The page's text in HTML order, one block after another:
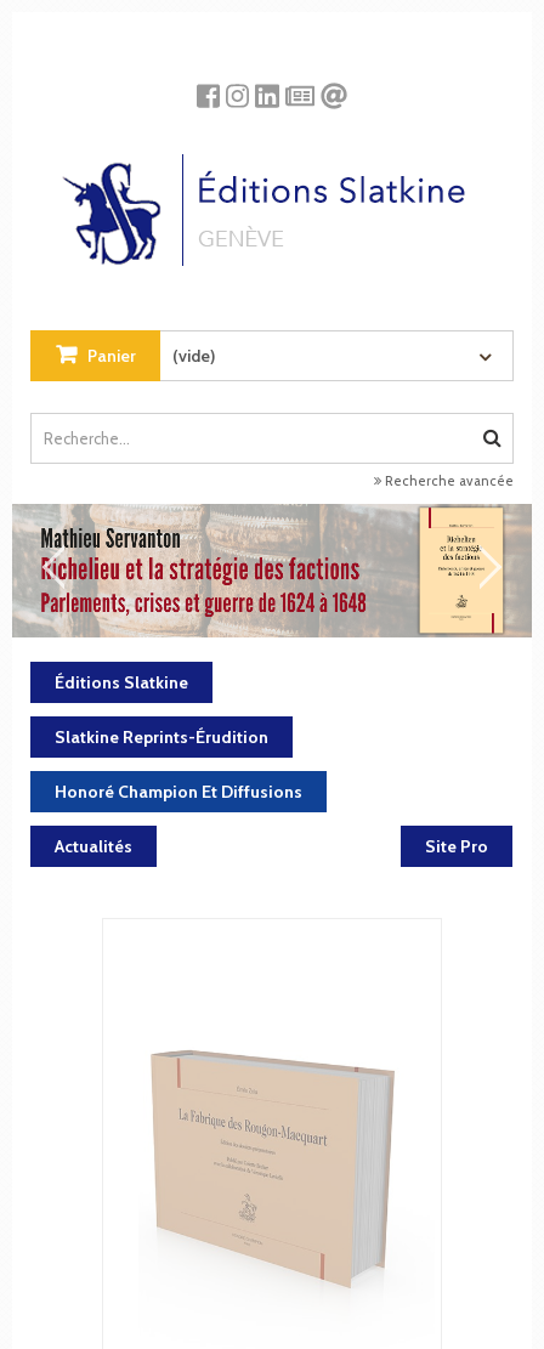
Panier (vide)
Recherche avancée
Éditions Slatkine
Slatkine Reprints-Érudition
Honoré Champion Et Diffusions
Actualités Site Pro